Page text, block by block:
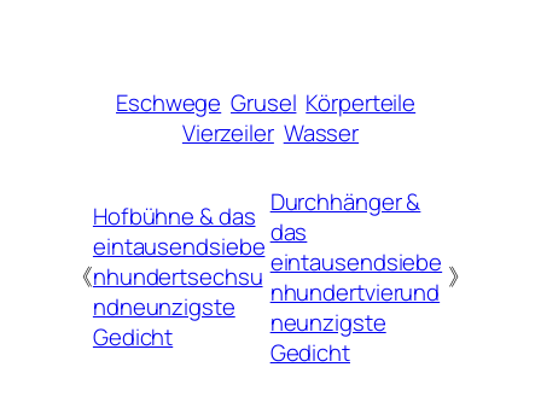
Eschwege Grusel Körperteile
Vierzeiler Wasser
《
Hofbühne & das
eintausendsiebe
nhundertsechsu
ndneunzigste
Gedicht
Durchhänger &
das
eintausendsiebe
nhundertvierund
neunzigste
Gedicht
》